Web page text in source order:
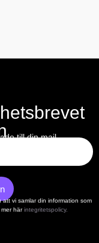
till din mail
vi samlar din information som
härintegritetspolicy.